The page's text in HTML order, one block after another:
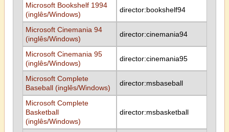
Microsoft Bookshelf 1994
(inglês/Windows)
director:bookshelf94
Microsoft Cinemania 94
(inglês/Windows)
director:cinemania94
Microsoft Cinemania 95
(inglês/Windows)
director:cinemania95
Microsoft Complete
Baseball (inglês/Windows)
director:msbaseball
Microsoft Complete
Basketball
(inglês/Windows)
director:msbasketball